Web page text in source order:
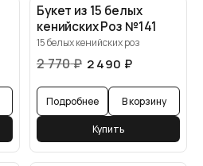
Букет из 15 белых
кенийских Роз №141
15 белых кенийских роз
2 770₽ 2 490 ₽
Подробнее В корзину
Купить